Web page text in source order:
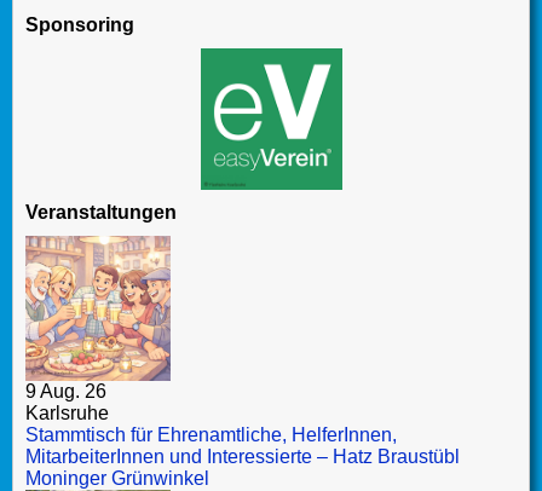
Sponsoring
Veranstaltungen
9 Aug. 26
Karlsruhe
Stammtisch für Ehrenamtliche, HelferInnen,
MitarbeiterInnen und Interessierte – Hatz Braustübl
Moninger Grünwinkel